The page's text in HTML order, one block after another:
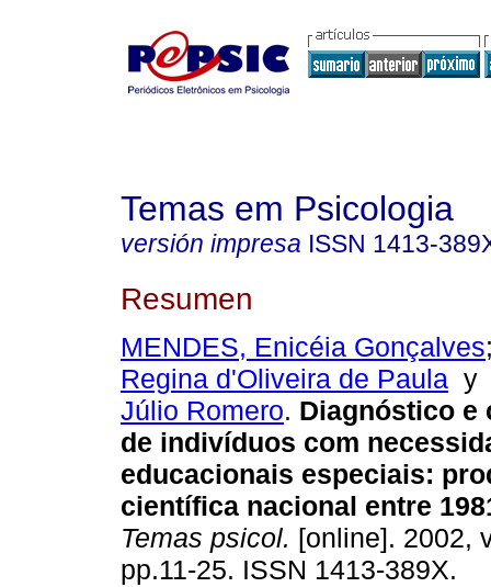
Temas em Psicologia
versión impresa ISSN 1413-
Resumen
MENDES, Enicéia Gonçalves
Regina d'Oliveira de Paula
Júlio Romero. Diagnóstico e
de indivíduos com
educacionais especiais:
científica nacional entre
Temas psicol. [online]. 2002,
pp.11-25. ISSN 1413-389X.